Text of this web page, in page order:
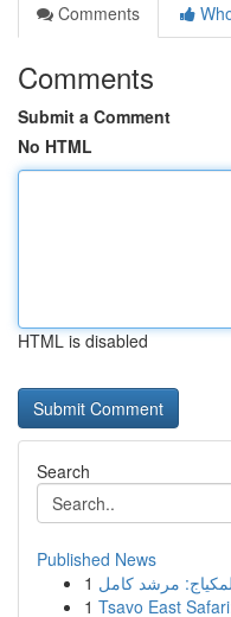
Comments
Comments
Submit a Comment
No HTML
HTML is disabled
Search
Published News
1
1 Tsavo East